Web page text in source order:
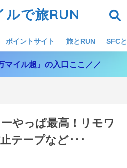
ルで旅RUN
ポイントサイト 旅とRUN SFC
マイル超』の入口ここ／／
やっぱ最高！リモワ
テープなど･･･